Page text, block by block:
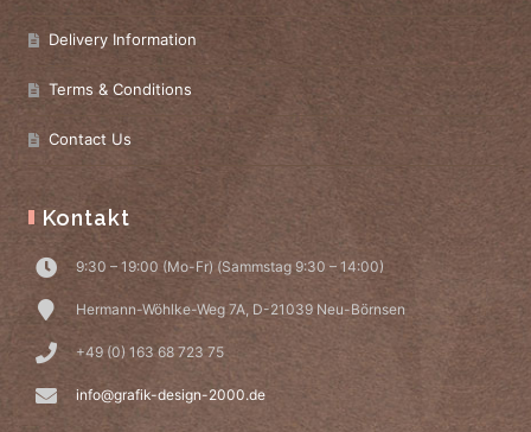
Delivery Information
Terms & Conditions
Contact Us
Kontakt
9:30 – 19:00 (Mo-Fr) (Sammstag 9:30 – 14:00)
Hermann-Wöhlke-Weg 7A, D-21039 Neu-Börnsen
+49 (0) 163 68 723 75
info@grafik-design-2000.de